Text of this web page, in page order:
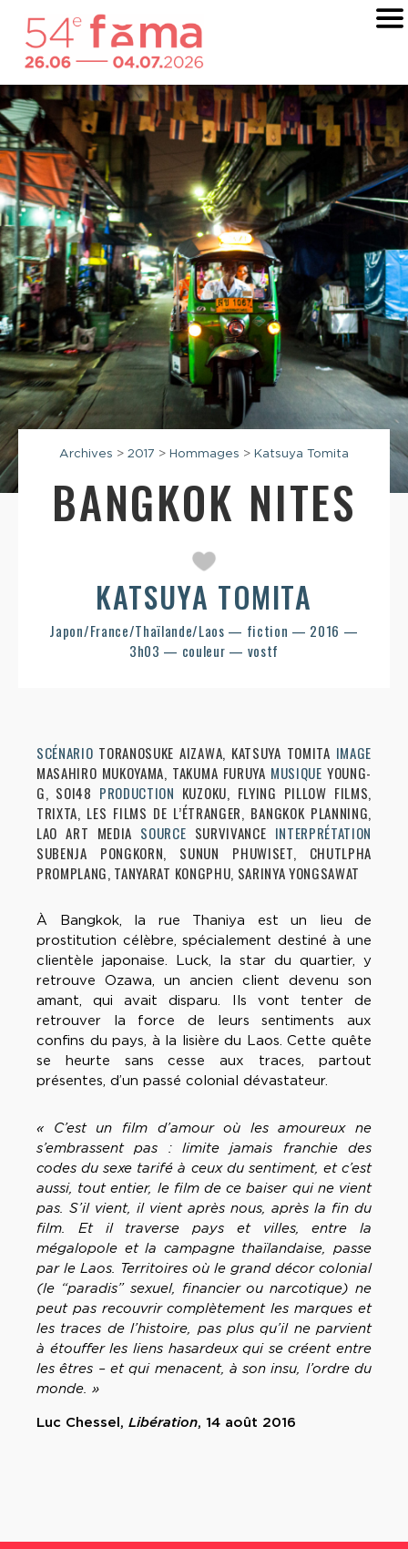
Archives > 2017 > Hommages > Katsuya Tomita
BANGKOK NITES
KATSUYA TOMITA
Japon/France/Thaïlande/Laos — fiction — 2016 —
3h03 — couleur — vostf
SCÉNARIO TORANOSUKE AIZAWA, KATSUYA TOMITA IMAGE
MASAHIRO MUKOYAMA, TAKUMA FURUYA MUSIQUE YOUNG-
G, SOI48 PRODUCTION KUZOKU, FLYING PILLOW FILMS,
TRIXTA, LES FILMS DE L’ÉTRANGER, BANGKOK PLANNING,
LAO ART MEDIA SOURCE SURVIVANCE INTERPRÉTATION
SUBENJA PONGKORN, SUNUN PHUWISET, CHUTLPHA
PROMPLANG, TANYARAT KONGPHU, SARINYA YONGSAWAT
À Bangkok, la rue Thaniya est un lieu de
prostitution célèbre, spécialement destiné à une
clientèle japonaise. Luck, la star du quartier, y
retrouve Ozawa, un ancien client devenu son
amant, qui avait disparu. Ils vont tenter de
retrouver la force de leurs sentiments aux
confins du pays, à la lisière du Laos. Cette quête
se heurte sans cesse aux traces, partout
présentes, d’un passé colonial dévastateur.
« C’est un film d’amour où les amoureux ne
s’embrassent pas : limite jamais franchie des
codes du sexe tarifé à ceux du sentiment, et c’est
aussi, tout entier, le film de ce baiser qui ne vient
pas. S’il vient, il vient après nous, après la fin du
film. Et il traverse pays et villes, entre la
mégalopole et la campagne thaïlandaise, passe
par le Laos. Territoires où le grand décor colonial
(le “paradis” sexuel, financier ou narcotique) ne
peut pas recouvrir complètement les marques et
les traces de l’histoire, pas plus qu’il ne parvient
à étouffer les liens hasardeux qui se créent entre
les êtres – et qui menacent, à son insu, l’ordre du
monde. »
Luc Chessel, Libération, 14 août 2016